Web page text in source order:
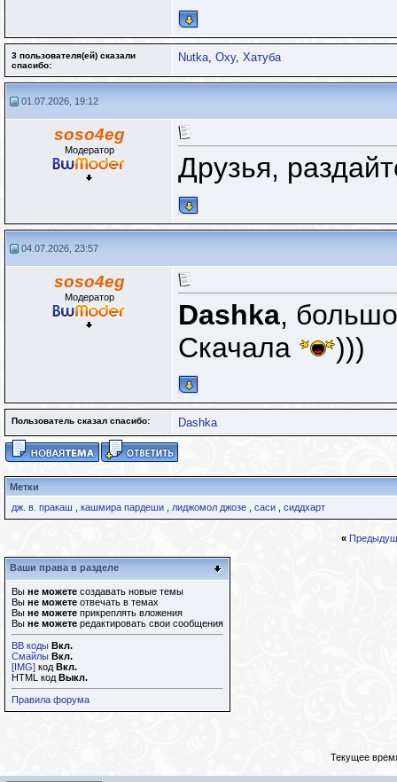
3 пользователя(ей) сказали
cпасибо:
Nutka, Oxy, Хатуба
01.07.2026, 19:12
soso4eg
Модератор
Друзья,
04.07.2026, 23:57
soso4eg
Модератор
Dashka,
Скачала
)))
Пользователь сказал cпасибо: Dashka
Метки
дж. в. пракаш
кашмира пардеши лиджомол джозе саси сиддхарт
«
Ваши права в разделе
Вы не можете создавать новые темы
Вы не можете отвечать в темах
Вы не можете прикреплять вложения
Вы не можете редактировать свои сообщения
BB коды Вкл.
Смайлы Вкл.
[IMG] код Вкл.
HTML код Выкл.
Правила форума
Текущее